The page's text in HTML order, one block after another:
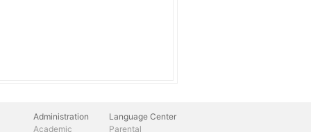
Administration
Academic
Parental
Language Center